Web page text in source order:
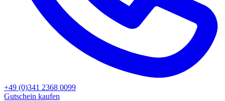
+49 (0)341 2368 0099
Gutschein kaufen